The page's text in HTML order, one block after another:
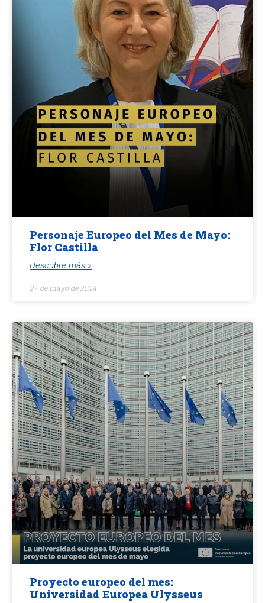
Personaje Europeo del Mes de Mayo:
Flor Castilla
Descubre más »
27 de mayo de 2024
Proyecto europeo del mes:
Universidad Europea Ulysseus